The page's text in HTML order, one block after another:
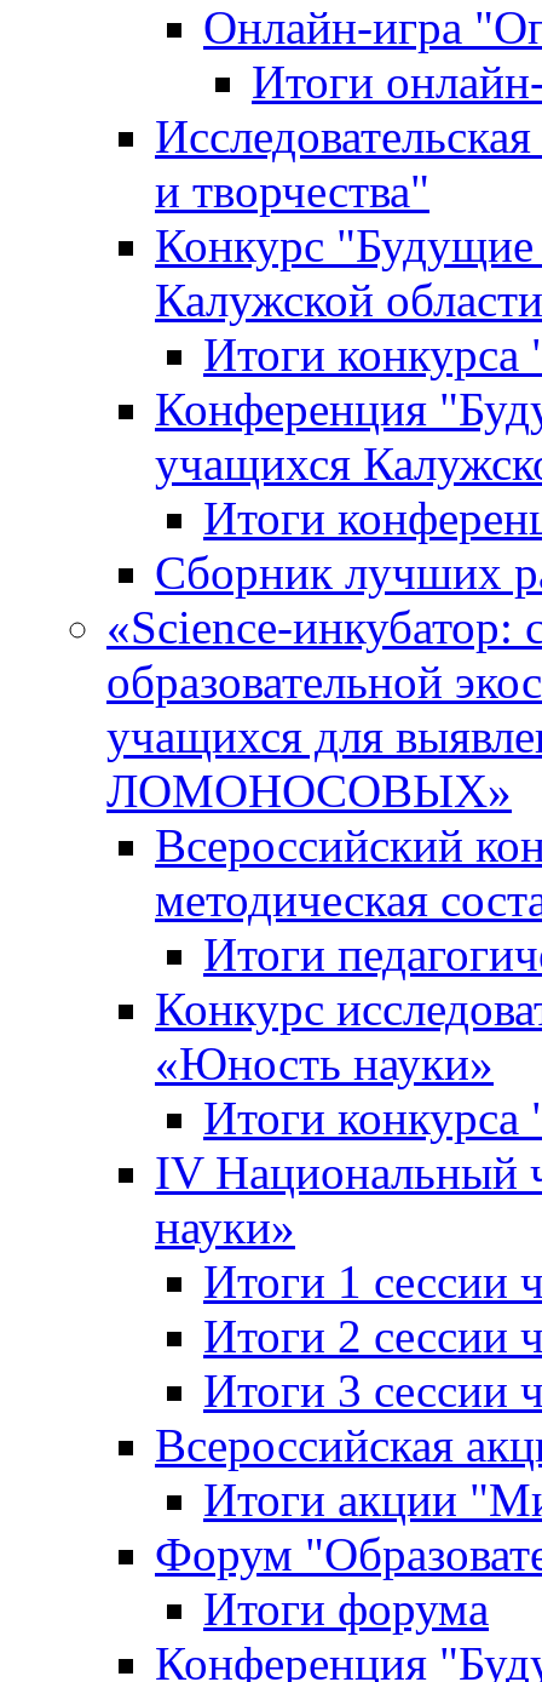
Онлайн-игра
Итоги
и творчества"
Конкурс
Калужской области
Итоги
Конференция
учащихся
Итоги
Сборник лучших
«Science-инкубатор:
образовательной
учащихся для
ЛОМОНОСОВЫХ»
Всероссийский
методическая
Итоги
Конкурс
«Юность науки»
Итоги
IV
науки»
Итоги 1 сессии
Итоги 2 сессии
Итоги 3 сессии
Всероссийская
Итоги акции
Форум
Итоги форума
Конференция